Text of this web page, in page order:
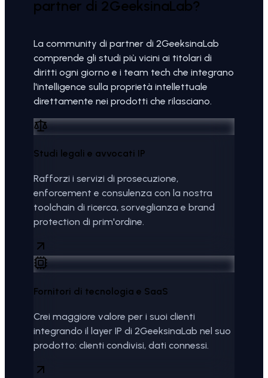
partner di 2GeeksinaLab?
La community di partner di 2GeeksinaLab
comprende gli studi più vicini ai titolari di
diritti ogni giorno e i team tech che integrano
l'intelligence sulla proprietà intellettuale
direttamente nei prodotti che rilasciano.
Studi legali e avvocati IP
Rafforzi i servizi di prosecuzione,
enforcement e consulenza con la nostra
toolchain di ricerca, sorveglianza e brand
protection di prim'ordine.
Fornitori di tecnologia e SaaS
Crei maggiore valore per i suoi clienti
integrando il layer IP di 2GeeksinaLab nel suo
prodotto: clienti condivisi, dati connessi.